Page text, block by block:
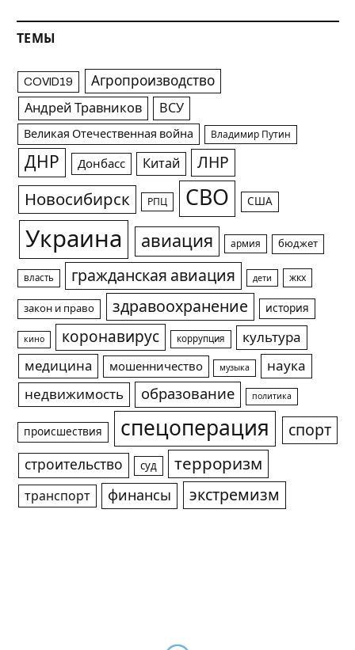
ТЕМЫ
COVID19 Агропроизводство
Андрей Травников ВСУ
Великая Отечественная война Владимир Путин
ДНР Донбасс Китай ЛНР
Новосибирск РПЦ СВО США
Украина авиация армия бюджет
власть гражданская авиация дети жкх
закон и право здравоохранение история
кино коронавирус коррупция
культура
медицина
мошенничество музыка
наука
недвижимость
образование политика
происшествия спецоперация спорт
строительство суд терроризм
транспорт финансы экстремизм